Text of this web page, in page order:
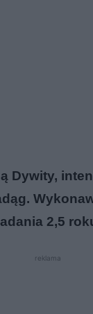
Dywity,
2,5
reklama